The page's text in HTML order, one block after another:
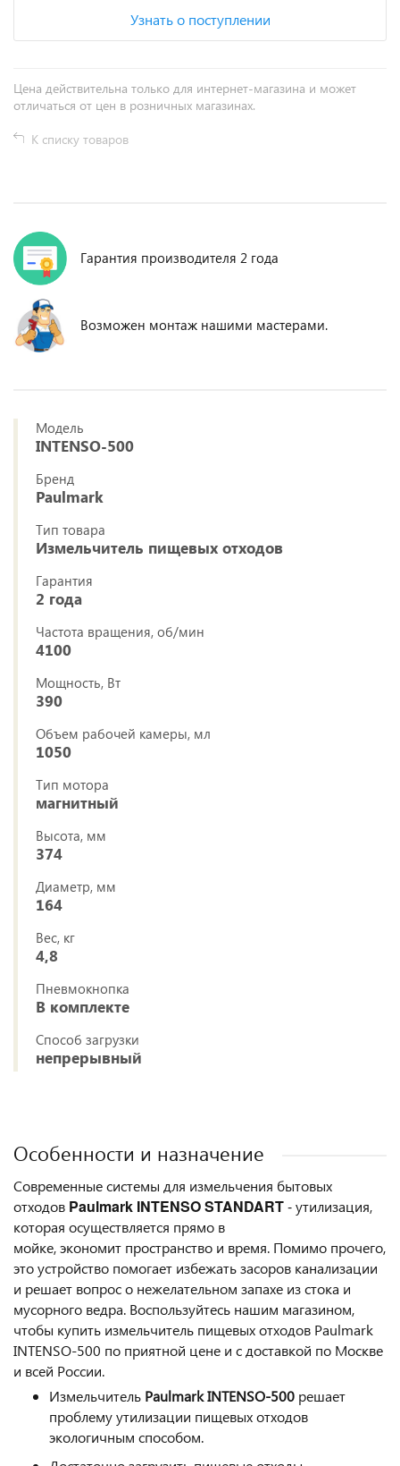
Узнать о поступлении
Цена действительна только для интернет-магазина и может
отличаться от цен в розничных магазинах.
К списку товаров
Гарантия производителя 2 года
Возможен монтаж нашими мастерами.
Модель
INTENSO-500
Бренд
Paulmark
Тип товара
Измельчитель пищевых отходов
Гарантия
2 года
Частота вращения, об/мин
4100
Мощность, Вт
390
Объем рабочей камеры, мл
1050
Тип мотора
магнитный
Высота, мм
374
Диаметр, мм
164
Вес, кг
4,8
Пневмокнопка
В комплекте
Способ загрузки
непрерывный
Особенности и назначение
Современные системы для измельчения бытовых
отходов Paulmark INTENSO STANDART-утилизация,
которая осуществляется прямо в
мойке, экономит пространство и время. Помимо прочего,
это устройство помогает избежать засоров канализации
и решает вопрос о нежелательном запахе из стока и
мусорного ведра. Воспользуйтесь нашим магазином,
чтобы купить измельчитель пищевых отходов Paulmark
INTENSO-500 по приятной цене и с доставкой по Москве
и всей России.
Измельчитель Paulmark INTENSO-500 решает
проблему утилизации пищевых отходов
экологичным способом.